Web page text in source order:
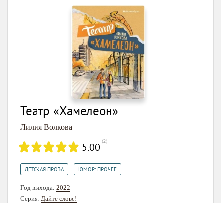
Театр «Хамелеон»
Лилия Волкова
5.00 (2)
ДЕТСКАЯ ПРОЗА ЮМОР: ПРОЧЕЕ
Год выхода: 2022
Серия: Дайте слово!